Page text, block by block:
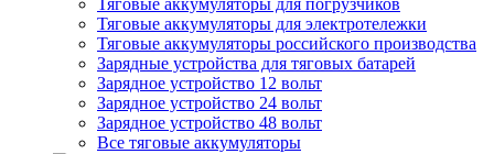
Тяговые аккумуляторы для погрузчиков
Тяговые аккумуляторы для электротележки
Тяговые аккумуляторы российского производства
Зарядные устройства для тяговых батарей
Зарядное устройство 12 вольт
Зарядное устройство 24 вольт
Зарядное устройство 48 вольт
Все тяговые аккумуляторы